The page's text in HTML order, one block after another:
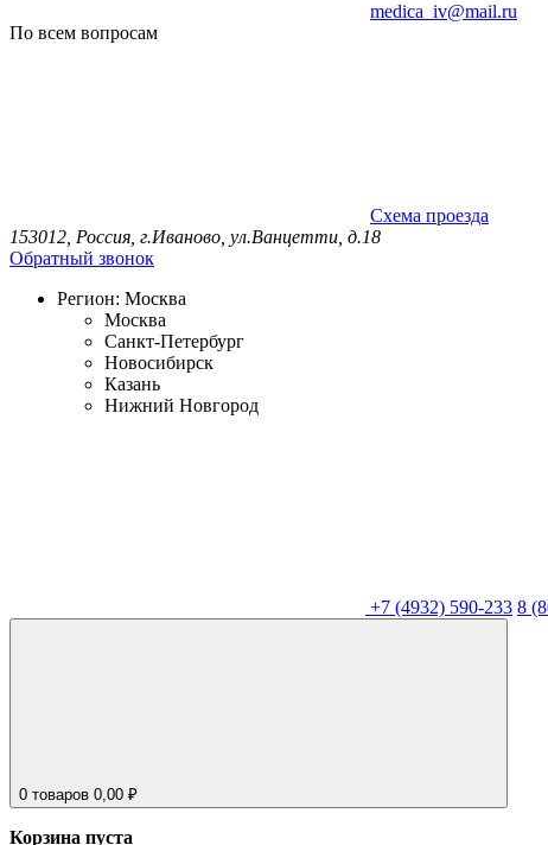
medica_iv@mail.ru
По всем вопросам
Схема проезда
153012, Россия, г.Иваново, ул.Ванцетти, д.18
Обратный звонок
Регион: Москва
Москва
Санкт-Петербург
Новосибирск
Казань
Нижний Новгород
+7 (4932) 590-233 8
0 товаров 0,00 ₽
Корзина пуста